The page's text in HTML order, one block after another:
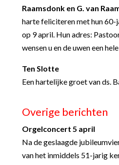
Raamsdonk en G. van
harte feliciteren met hun
op 9 april. Hun adres:
wensen u en de uwen een
Ten Slotte
Een hartelijke groet van ds.
Overige berichten
Orgelconcert 5 april
Na de geslaagde
van het inmiddels 51-jarig